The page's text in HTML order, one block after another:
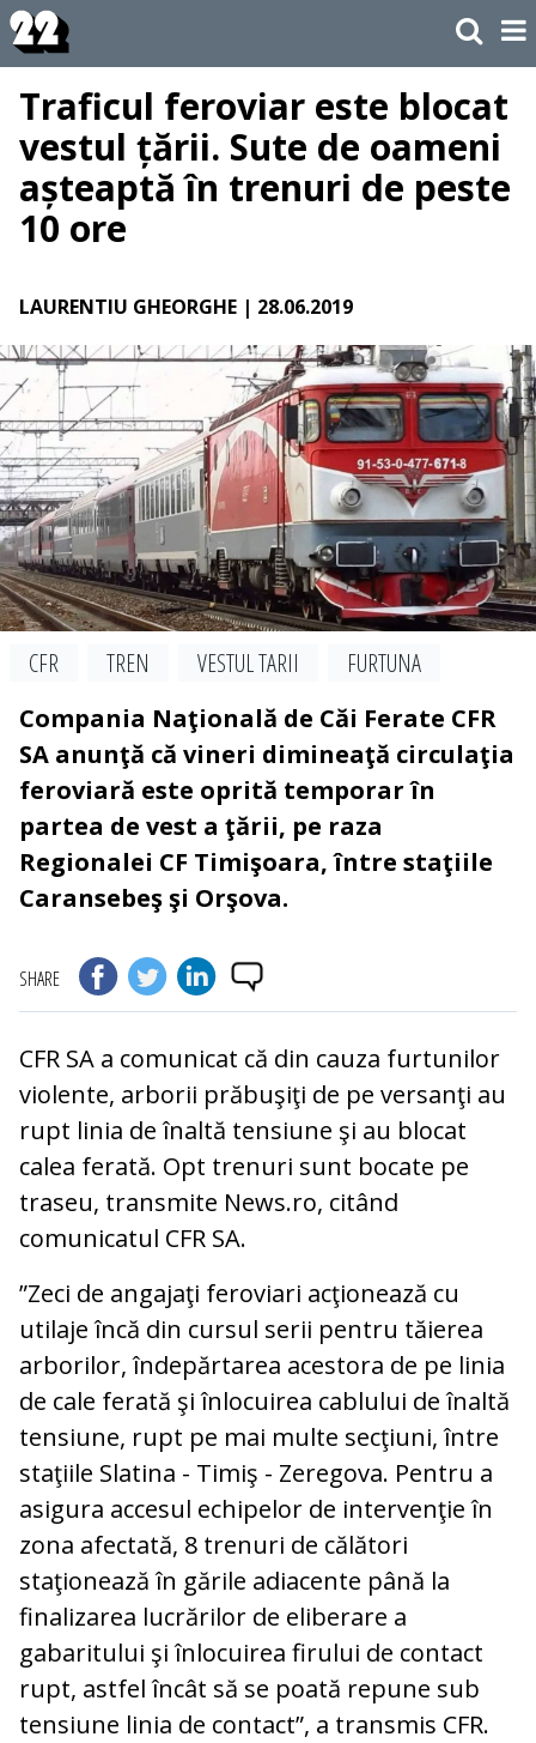
Traficul feroviar este blocat
vestul țării. Sute de oameni
așteaptă în trenuri de peste
10 ore
LAURENTIU GHEORGHE | 28.06.2019
CFR TREN VESTUL TARII
FURTUNA
Compania Naţională de Căi Ferate CFR
SA anunţă că vineri dimineaţă circulaţia
feroviară este oprită temporar în
partea de vest a ţării, pe raza
Regionalei CF Timişoara, între staţiile
Caransebeş şi Orşova.
SHARE
CFR SA a comunicat că din cauza furtunilor
violente, arborii prăbuşiţi de pe versanţi au
rupt linia de înaltă tensiune şi au blocat
calea ferată. Opt trenuri sunt bocate pe
traseu, transmite News.ro, citând
comunicatul CFR SA.
”Zeci de angajaţi feroviari acţionează cu
utilaje încă din cursul serii pentru tăierea
arborilor, îndepărtarea acestora de pe linia
de cale ferată şi înlocuirea cablului de înaltă
tensiune, rupt pe mai multe secţiuni, între
staţiile Slatina - Timiş - Zeregova. Pentru a
asigura accesul echipelor de intervenţie în
zona afectată, 8 trenuri de călători
staţionează în gările adiacente până la
finalizarea lucrărilor de eliberare a
gabaritului şi înlocuirea firului de contact
rupt, astfel încât să se poată repune sub
tensiune linia de contact”, a transmis CFR.